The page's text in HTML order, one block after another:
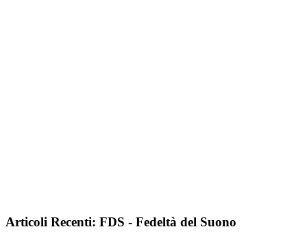
Articoli Recenti: FDS - Fedeltà del Suono